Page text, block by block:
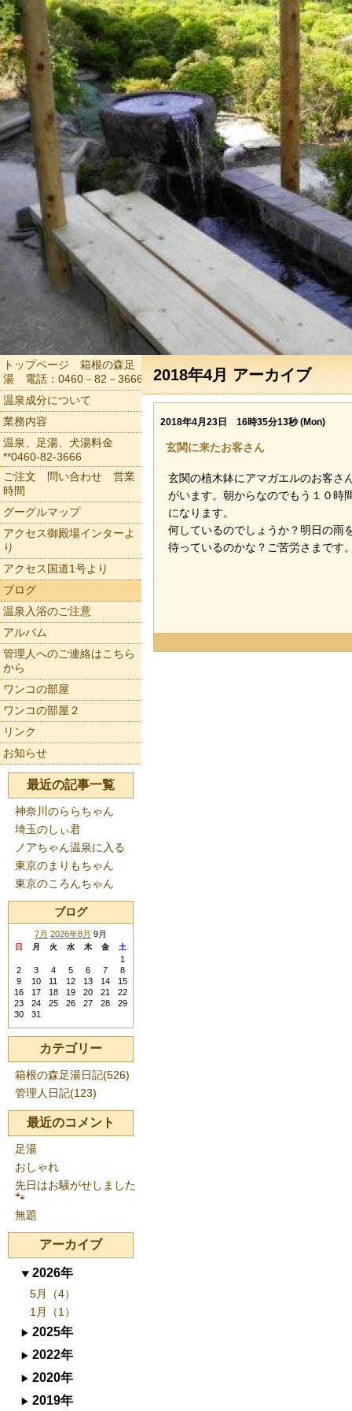
2018年4月 アーカイブ
2018年4月23日 16時35分13秒 (Mon)
玄関に来たお客さん
玄関の植木鉢にアマガエルのお客さ
がいます。朝からなのでもう１０時
になります。
何しているのでしょうか？明日の雨
待っているのかな？ご苦労さまです
トップページ 箱根の森足
湯 電話：0460－82－3666
温泉成分について
業務内容
温泉、足湯、犬湯料金
**0460-82-3666
ご注文 問い合わせ 営業
時間
グーグルマップ
アクセス御殿場インターよ
り
アクセス国道1号より
ブログ
温泉入浴のご注意
アルバム
管理人へのご連絡はこちら
から
ワンコの部屋
ワンコの部屋２
リンク
お知らせ
最近の記事一覧
神奈川のららちゃん
埼玉のしぃ君
ノアちゃん温泉に入る
東京のまりもちゃん
東京のころんちゃん
ブログ
7月 2026年8月 9月
日 月 火 水 木 金 土
1
2
3 4 5 6 7
8
9
10 11 12 13 14
15
16
17 18 19 20 21
22
23
24 25 26 27 28
29
30
31
カテゴリー
箱根の森足湯日記(526)
管理人日記(123)
最近のコメント
足湯
おしゃれ
先日はお騒がせしました
🐾
無題
アーカイブ
2026年
5月（4）
1月（1）
2025年
2022年
2020年
2019年